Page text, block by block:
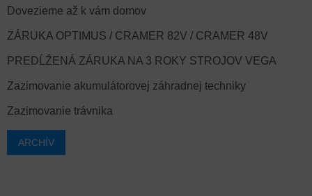
Dovezieme až k vám domov
ZÁRUKA OPTIMUS / CRAMER 82V / CRAMER 48V
PREDĹŽENÁ ZÁRUKA NA 3 ROKY STROJOV VEGA
Zazimovanie akumulátorovej záhradnej techniky
Zazimovanie trávnika
ARCHÍV